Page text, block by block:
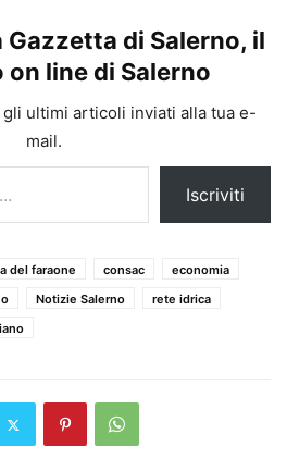
Gazzetta di Salerno, il
line di Salerno
ultimi articoli inviati alla tua e-
mail.
Iscriviti
del faraone consac
economia
Notizie Salerno
rete idrica